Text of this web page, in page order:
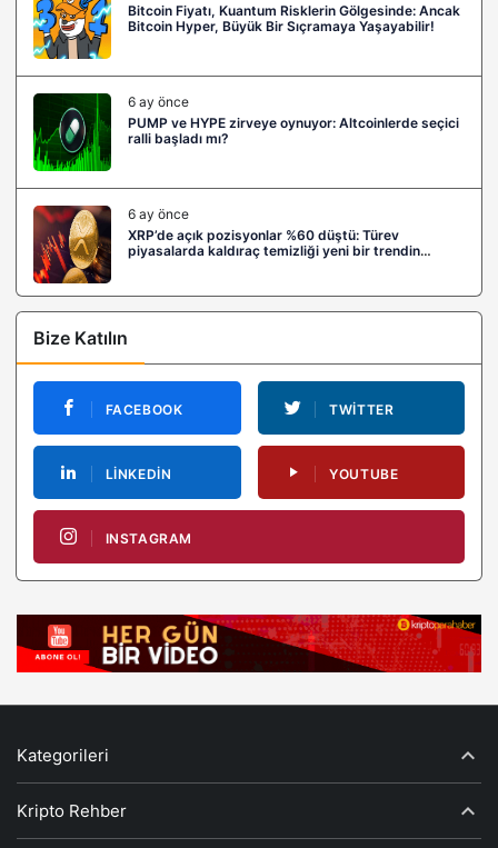
Bitcoin Fiyatı, Kuantum Risklerin Gölgesinde: Ancak
Bitcoin Hyper, Büyük Bir Sıçramaya Yaşayabilir!
6 ay önce
PUMP ve HYPE zirveye oynuyor: Altcoinlerde seçici
ralli başladı mı?
6 ay önce
XRP’de açık pozisyonlar %60 düştü: Türev
piyasalarda kaldıraç temizliği yeni bir trendin
Bize Katılın
FACEBOOK TWITTER
LINKEDIN YOUTUBE
INSTAGRAM
Kategorileri
Kripto Rehber